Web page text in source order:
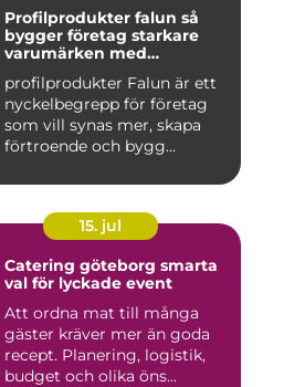
Profilprodukter falun så
bygger företag starkare
varumärken med
profilprodukter Falun är ett
nyckelbegrepp för företag
som vill synas mer, skapa
förtroende och bygg...
15. jul
Catering göteborg smarta
val för lyckade event
Att ordna mat till många
gäster kräver mer än goda
recept. Planering, logistik,
budget och olika öns...